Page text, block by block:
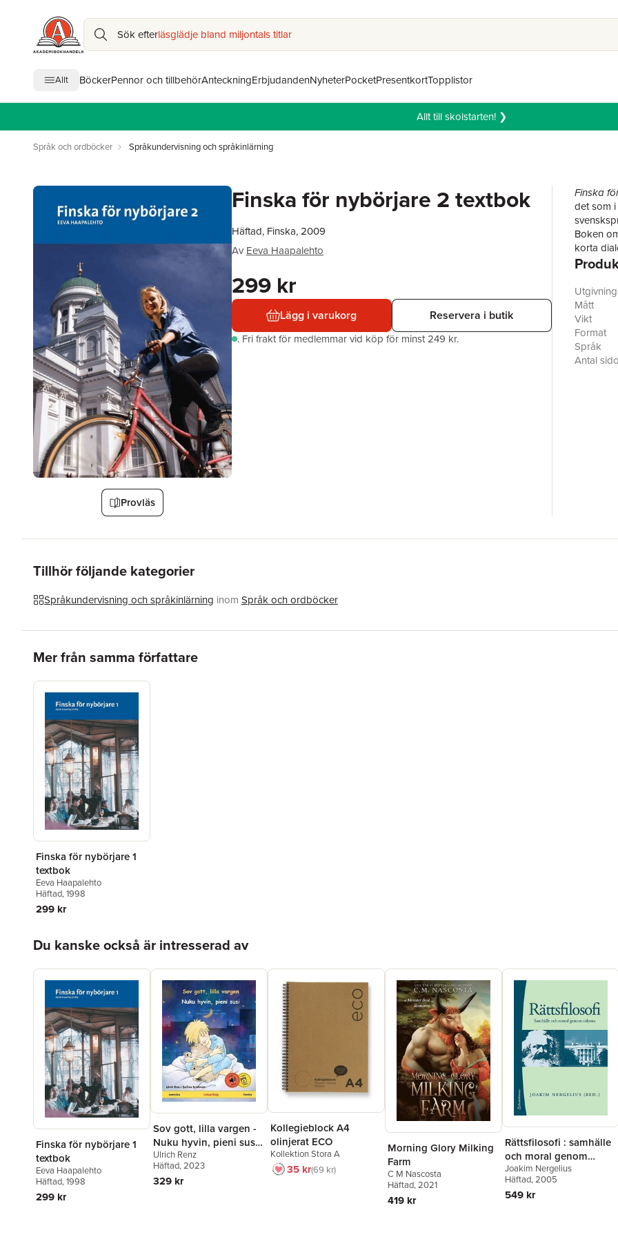
Sök efterläsglädje bland miljontals titlar
Allt BöckerPennor och tillbehörAnteckningErbjudandenNyheterPocketPresentkortTopplistor
Allt till skolstarten! ❯
Språk och ordböcker Språkundervisning och språkinlärning
Provläs
Finska för nybörjare 2 textbok
Häftad, Finska, 2009
Av Eeva Haapalehto
299 kr
Lägg i varukorg Reservera i butik
. Fri frakt för medlemmar vid köp för minst 249 kr.
Finska
det som
Boken
korta
övningar
För den
och
Facit och
Ljudet är
nybörjare
Finska
Mått
Vikt
Format
Språk
Antal
Tillhör följande kategorier
Språkundervisning och språkinlärning inom Språk och ordböcker
Mer från samma författare
Finska för nybörjare 1
textbok
Eeva Haapalehto
Häftad, 1998
299 kr
Du kanske också är intresserad av
Finska för nybörjare 1
textbok
Eeva Haapalehto
Häftad, 1998
299 kr
Sov gott, lilla vargen -
Nuku hyvin, pieni susi
(svenska - finska)
Ulrich Renz
Häftad, 2023
329 kr
Kollegieblock A4
olinjerat ECO
Kollektion Stora A
35 kr69 kr
Morning Glory Milking
Farm
C M Nascosta
Häftad, 2021
419 kr
Rättsfilosofi : samhälle
och moral genom
tiderna
Joakim Nergelius
Häftad, 2005
549 kr